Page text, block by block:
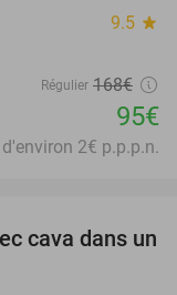
9.5 star
Régulier 168€
95€
2€ p.p.p.n.
48%
cava dans un